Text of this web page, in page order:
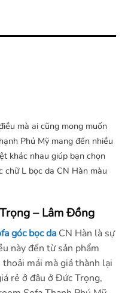
mà ai cũng mong muốn
Phú Mỹ mang đến nhiều
khác nhau giúp bạn chọn
chữ L bọc da CN Hàn màu
– Lâm Đồng
gócbọc da CN Hàn là sự
này đến từ sản phẩm
mái mà giá thành lại
rẻ ở đâu ở Đức Trọng,